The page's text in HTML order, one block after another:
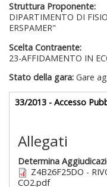
Struttura Proponente:
DIPARTIMENTO DI
ERSPAMER"
Scelta Contraente:
23-AFFIDAMENTO IN
Stato della gara: Gare
Gare
33/2013 - Accesso
Sezione
Allegati
Determina
Z4B26F25DO -
CO2.pdf